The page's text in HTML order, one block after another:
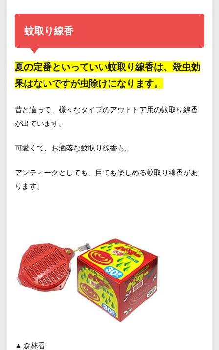
蚊取り線香
夏の定番といっていい蚊取り線香は、殺虫効
果はないですが虫除けになります。
昔と違って、様々なタイプのアウトドア用の蚊取り線香
が出ています。
可愛くて、お洒落な蚊取り線香も。
アンティークとしても、目でも楽しめる蚊取り線香があ
ります。
▲ 森林香